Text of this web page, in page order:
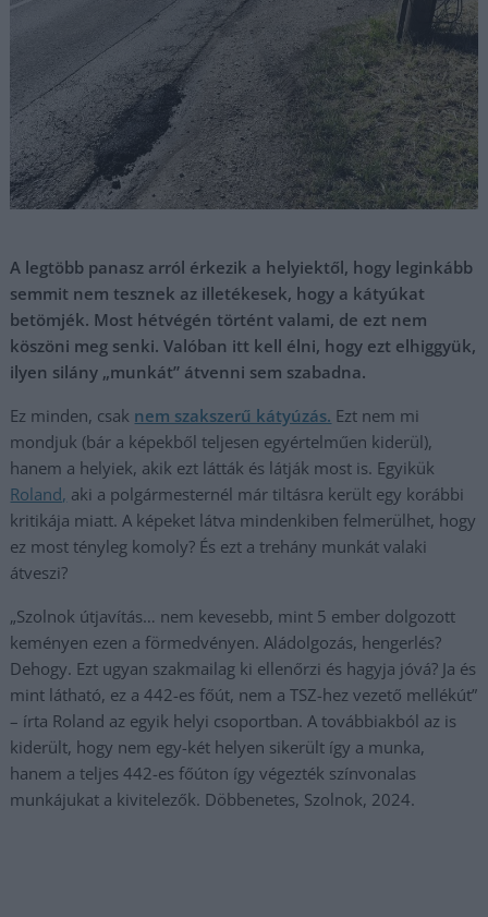
A legtöbb panasz arról érkezik a helyiektől, hogy leginkább
semmit nem tesznek az illetékesek, hogy a kátyúkat
betömjék. Most hétvégén történt valami, de ezt nem
köszöni meg senki. Valóban itt kell élni, hogy ezt elhiggyük,
ilyen silány „munkát” átvenni sem szabadna.
Ez minden, csak nem szakszerű kátyúzás. Ezt nem mi
mondjuk (bár a képekből teljesen egyértelműen kiderül),
hanem a helyiek, akik ezt látták és látják most is. Egyikük
Roland, aki a polgármesternél már tiltásra került egy korábbi
kritikája miatt. A képeket látva mindenkiben felmerülhet, hogy
ez most tényleg komoly? És ezt a trehány munkát valaki
átveszi?
„Szolnok útjavítás… nem kevesebb, mint 5 ember dolgozott
keményen ezen a förmedvényen. Aládolgozás, hengerlés?
Dehogy. Ezt ugyan szakmailag ki ellenőrzi és hagyja jóvá? Ja és
mint látható, ez a 442-es főút, nem a TSZ-hez vezető mellékút”
– írta Roland az egyik helyi csoportban. A továbbiakból az is
kiderült, hogy nem egy-két helyen sikerült így a munka,
hanem a teljes 442-es főúton így végezték színvonalas
munkájukat a kivitelezők. Döbbenetes, Szolnok, 2024.